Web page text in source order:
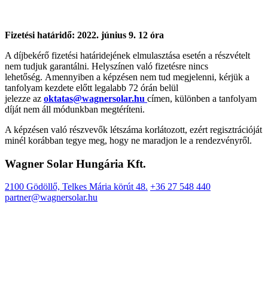
Fizetési határidő: 2022. június 9. 12 óra
A díjbekérő fizetési határidejének elmulasztása esetén a részvételt
nem tudjuk garantálni. Helyszínen való fizetésre nincs
lehetőség. Amennyiben a képzésen nem tud megjelenni, kérjük a
tanfolyam kezdete előtt legalabb 72 órán belül
jelezze az oktatas@wagnersolar.hu címen, különben a tanfolyam
díját nem áll módunkban megtéríteni.
A képzésen való részvevők létszáma korlátozott, ezért regisztrációját
minél korábban tegye meg, hogy ne maradjon le a rendezvényről.
Wagner Solar Hungária Kft.
2100 Gödöllő, Telkes Mária körút 48. +36 27 548 440
partner@wagnersolar.hu